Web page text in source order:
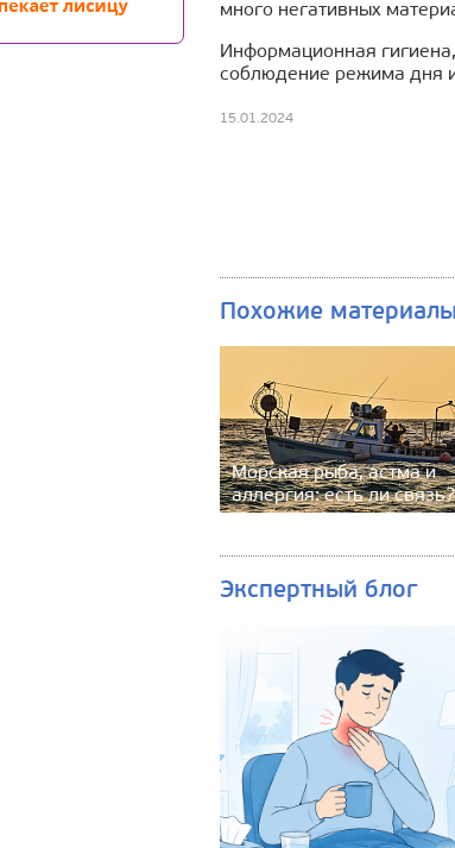
много негативных
Информационная гигиена,
соблюдение режима дня и
15.01.2024
Похожие материалы
Морская рыба, астма и
аллергия: есть ли связь?
Экспертный блог